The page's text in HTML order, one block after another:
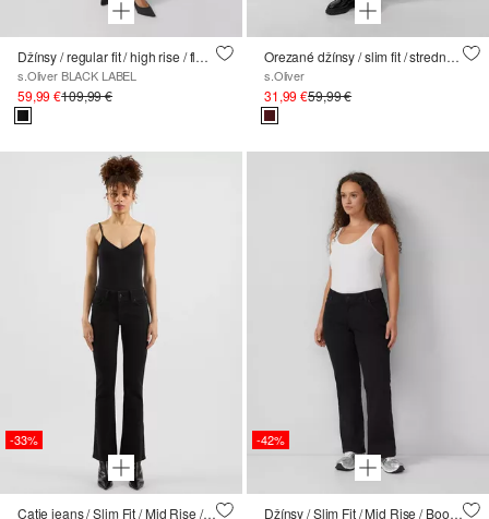
Džínsy / regular fit / high rise / flared leg / s drahokamami
s.Oliver BLACK LABEL
59,99 €109,99 €
Orezané džínsy / slim fit / stredný nárast / rozšírená nohavica / otvorený lem
s.Oliver
31,99 €59,99 €
-33%
Catie jeans / Slim Fit / Mid Rise / Bootcut Leg
-42%
Džínsy / Slim Fit / Mid Rise / Bootcut Leg